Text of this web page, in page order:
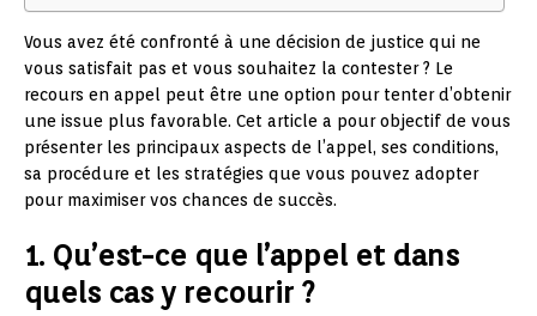
Vous avez été confronté à une décision de justice qui ne
vous satisfait pas et vous souhaitez la contester ? Le
recours en appel peut être une option pour tenter d’obtenir
une issue plus favorable. Cet article a pour objectif de vous
présenter les principaux aspects de l’appel, ses conditions,
sa procédure et les stratégies que vous pouvez adopter
pour maximiser vos chances de succès.
1. Qu’est-ce que l’appel et dans
quels cas y recourir ?